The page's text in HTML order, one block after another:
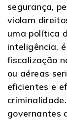
segurança,
violam
uma política
inteligência,
fiscalização
ou aéreas
eficientes e
governantes